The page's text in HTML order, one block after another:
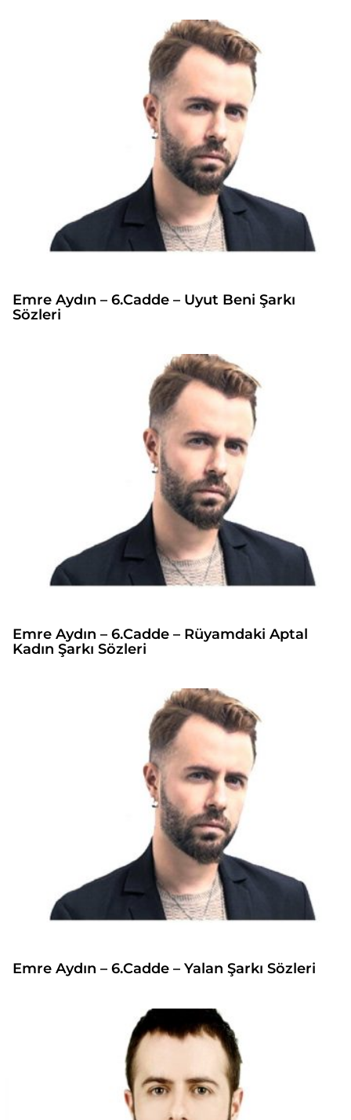
Emre Aydın – 6.Cadde – Uyut Beni Şarkı
Sözleri
Emre Aydın – 6.Cadde – Rüyamdaki Aptal
Kadın Şarkı Sözleri
Emre Aydın – 6.Cadde – Yalan Şarkı Sözleri